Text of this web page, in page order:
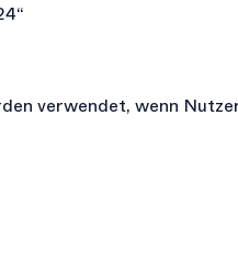
verwendet, wenn